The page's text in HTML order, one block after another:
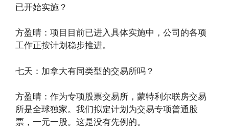
已开始实施？
方盈晴：项目目前已进入具体实施中，公司的各项
工作正按计划稳步推进。
七天：加拿大有同类型的交易所吗？
方盈晴：作为专项股票交易所，蒙特利尔联房交易
所是全球独家。我们拟定计划为交易专项普通股
票，一元一股。这是没有先例的。